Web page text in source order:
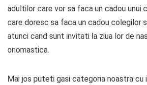
adultilor care vor sa faca un cadou unui
care doresc sa faca un cadou colegilor
atunci cand sunt invitati la ziua lor de
onomastica.
Mai jos puteti gasi categoria noastra cu